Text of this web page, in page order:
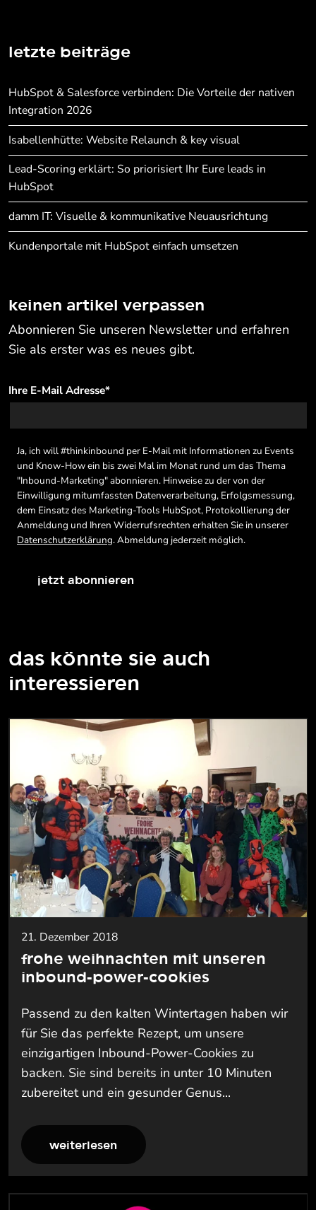
letzte beiträge
HubSpot & Salesforce verbinden: Die Vorteile der nativen
Integration 2026
Isabellenhütte: Website Relaunch & key visual
Lead-Scoring erklärt: So priorisiert Ihr Eure leads in
HubSpot
damm IT: Visuelle & kommunikative Neuausrichtung
Kundenportale mit HubSpot einfach umsetzen
keinen artikel verpassen
Abonnieren Sie unseren Newsletter und erfahren
Sie als erster was es neues gibt.
Ihre E-Mail Adresse*
Ja, ich will #thinkinbound per E-Mail mit Informationen zu Events
und Know-How ein bis zwei Mal im Monat rund um das Thema
"Inbound-Marketing" abonnieren. Hinweise zu der von der
Einwilligung mitumfassten Datenverarbeitung, Erfolgsmessung,
dem Einsatz des Marketing-Tools HubSpot, Protokollierung der
Anmeldung und Ihren Widerrufsrechten erhalten Sie in unserer
Datenschutzerklärung. Abmeldung jederzeit möglich.
jetzt abonnieren
das könnte sie auch
interessieren
21. Dezember 2018
frohe weihnachten mit unseren
inbound-power-cookies
Passend zu den kalten Wintertagen haben wir
für Sie das perfekte Rezept, um unsere
einzigartigen Inbound-Power-Cookies zu
backen. Sie sind bereits in unter 10 Minuten
zubereitet und ein gesunder Genus...
weiterlesen